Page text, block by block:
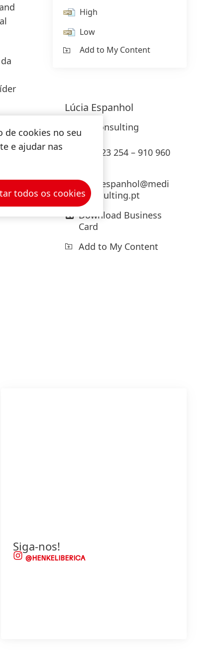
High
Low
Add to My Content
Lúcia Espanhol
Media Consulting
218 923 254 – 910 960
lucia.espanhol@medi
aconsulting.pt
Download Business
Card
Add to My Content
Siga-nos!
@HENKELIBERICA
de cookies no seu
e ajudar nas
todos os cookies